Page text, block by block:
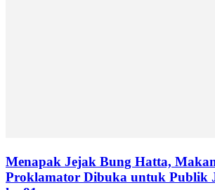
Menapak Jejak Bung Hatta,
Proklamator Dibuka untuk Publik